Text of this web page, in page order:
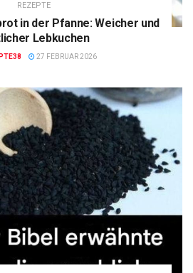
REZEPTE
in der Pfanne: Weicher und
Lebkuchen
27 FEBRUAR 2026